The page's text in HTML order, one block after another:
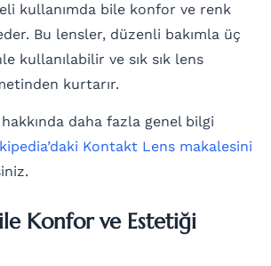
kullanımda bile konfor ve renk
Bu lensler, düzenli bakımla üç
kullanılabilir ve sık sık lens
kurtarır.
daha fazla genel bilgi
Kontakt Lens makalesini
Konfor ve Estetiği